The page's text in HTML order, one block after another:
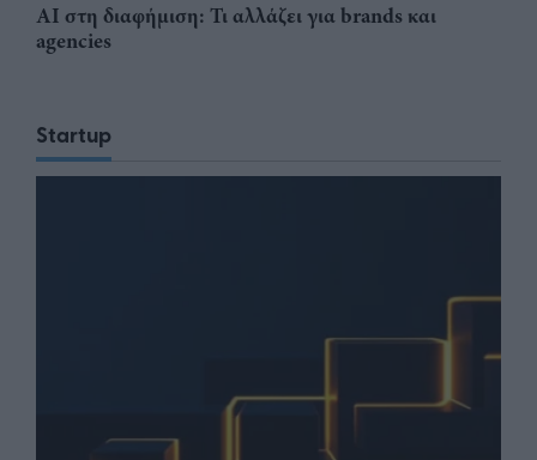
AI στη διαφήμιση: Τι αλλάζει για brands και
agencies
Startup